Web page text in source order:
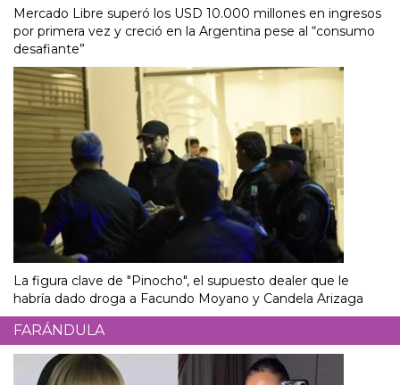
Mercado Libre superó los USD 10.000 millones en ingresos
por primera vez y creció en la Argentina pese al “consumo
desafiante”
La figura clave de "Pinocho", el supuesto dealer que le
habría dado droga a Facundo Moyano y Candela Arizaga
FARÁNDULA